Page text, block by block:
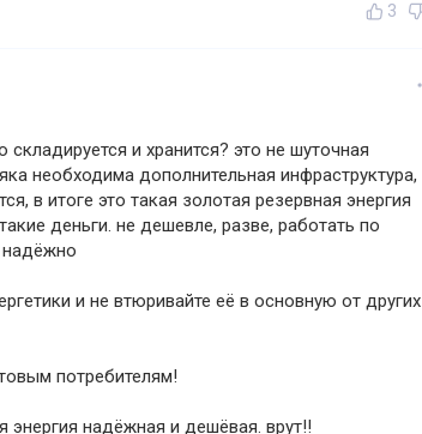
3
складируется и хранится? это не шуточная
необходима дополнительная инфраструктура,
в итоге это такая золотая резервная энергия
деньги. не дешевле, разве, работать по
и не втюривайте её в основную от других
потребителям!
энергия надёжная и дешёвая. врут!!